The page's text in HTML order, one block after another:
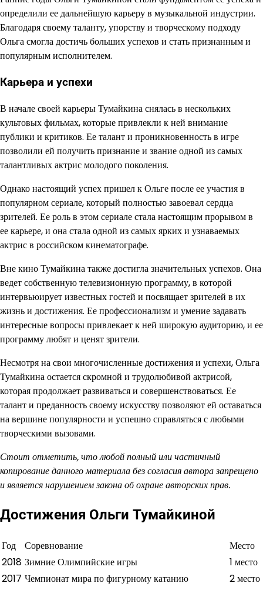
определили ее дальнейшую карьеру в музыкальной индустрии.
Благодаря своему таланту, упорству и творческому подходу
Ольга смогла достичь больших успехов и стать признанным и
популярным исполнителем.
Карьера и успехи
В начале своей карьеры Тумайкина снялась в нескольких
культовых фильмах, которые привлекли к ней внимание
публики и критиков. Ее талант и проникновенность в игре
позволили ей получить признание и звание одной из самых
талантливых актрис молодого поколения.
Однако настоящий успех пришел к Ольге после ее участия в
популярном сериале, который полностью завоевал сердца
зрителей. Ее роль в этом сериале стала настоящим прорывом в
ее карьере, и она стала одной из самых ярких и узнаваемых
актрис в российском кинематографе.
Вне кино Тумайкина также достигла значительных успехов. Она
ведет собственную телевизионную программу, в которой
интервьюирует известных гостей и посвящает зрителей в их
жизнь и достижения. Ее профессионализм и умение задавать
интересные вопросы привлекает к ней широкую аудиторию, и ее
программу любят и ценят зрители.
Несмотря на свои многочисленные достижения и успехи, Ольга
Тумайкина остается скромной и трудолюбивой актрисой,
которая продолжает развиваться и совершенствоваться. Ее
талант и преданность своему искусству позволяют ей оставаться
на вершине популярности и успешно справляться с любыми
творческими вызовами.
Стоит отметить, что любой полный или частичный
копирование данного материала без согласия автора запрещено
и является нарушением закона об охране авторских прав.
Достижения Ольги Тумайкиной
Год Соревнование
Место
2018 Зимние Олимпийские игры
1 место
2017 Чемпионат мира по фигурному катанию
2 место